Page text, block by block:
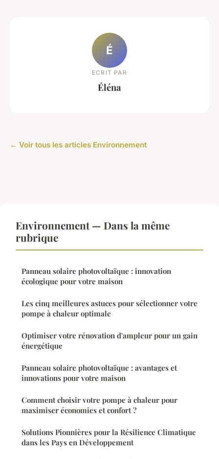
É
ECRIT PAR
Éléna
← Voir tous les articles Environnement
Environnement — Dans la même
rubrique
Panneau solaire photovoltaïque : innovation
écologique pour votre maison
Les cinq meilleures astuces pour sélectionner votre
pompe à chaleur optimale
Optimiser votre rénovation d'ampleur pour un gain
énergétique
Panneau solaire photovoltaïque : avantages et
innovations pour votre maison
Comment choisir votre pompe à chaleur pour
maximiser économies et confort ?
Solutions Pionnières pour la Résilience Climatique
dans les Pays en Développement